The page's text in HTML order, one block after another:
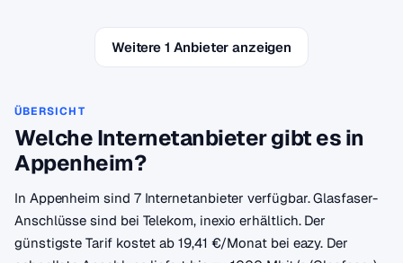
Weitere 1 Anbieter anzeigen
ÜBERSICHT
Welche Internetanbieter gibt es in
Appenheim?
In Appenheim sind 7 Internetanbieter verfügbar. Glasfaser-
Anschlüsse sind bei Telekom, inexio erhältlich. Der
günstigste Tarif kostet ab 19,41 €/Monat bei eazy. Der